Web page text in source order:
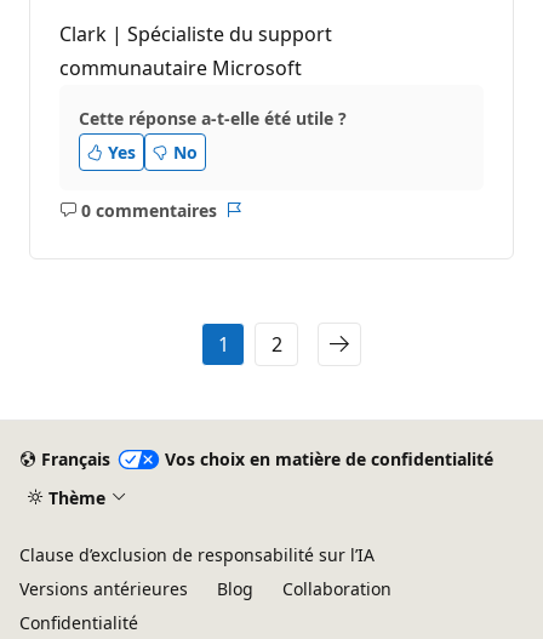
Clark | Spécialiste du support
communautaire Microsoft
Cette réponse a-t-elle été utile ?
Yes
No
0 commentaires
Aucun
1 2
Français
Vos choix en matière de confidentialité
Thème
Clause d’exclusion de responsabilité sur l’IA
Versions antérieures
Blog
Collaboration
Confidentialité